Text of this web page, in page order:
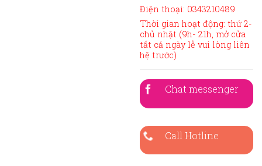
Điện thoại: 0343210489
Thời gian hoạt động: thứ 2-
chủ nhật (9h- 21h, mở cửa
tất cả ngày lễ vui lòng liên
hệ trước)
Chat messenger
Call Hotline